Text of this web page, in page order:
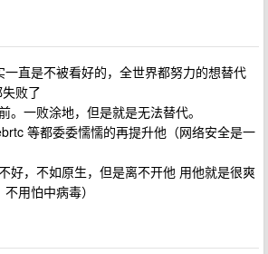
直是不被看好的，全世界都努力的想替代
败了
。一败涂地，但是就是无法替代。
等都委委懦懦的再提升他（网络安全是一
好，不如原生，但是离不开他 用他就是很爽
用怕中病毒）